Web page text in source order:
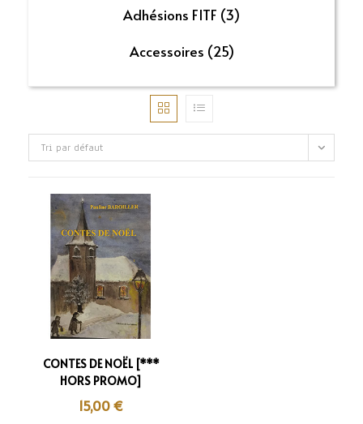
Adhésions FITF (3)
Accessoires (25)
Tri par défaut
CONTES DE NOËL [***
HORS PROMO]
15,00€